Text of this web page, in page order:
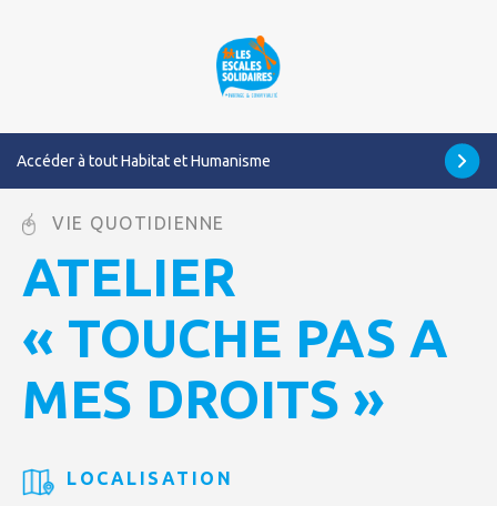
Accéder à tout Habitat et Humanisme
VIE QUOTIDIENNE
ATELIER
« TOUCHE PAS A
MES DROITS »
LOCALISATION